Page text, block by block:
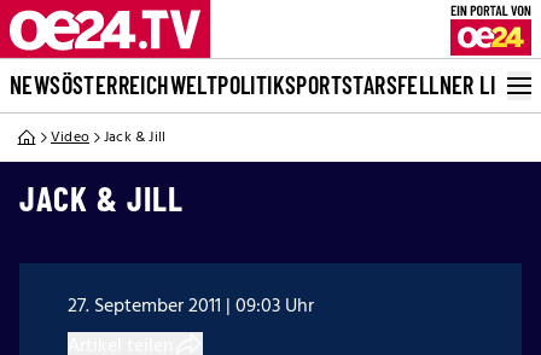
NEWSÖSTERREICHWELTPOLITIKSPORTSTARSFELLNER LIVE
Video Jack & Jill
JACK & JILL
27. September 2011 | 09:03 Uhr